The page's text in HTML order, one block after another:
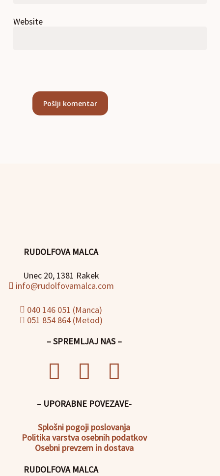
Website
RUDOLFOVA MALCA
Unec 20, 1381 Rakek
info@rudolfovamalca.com
040 146 051 (Manca)
051 854 864 (Metod)
– SPREMLJAJ NAS –
– UPORABNE POVEZAVE-
Splošni pogoji poslovanja
Politikavarstva osebnih podatkov
Osebni prevzem in dostava
RUDOLFOVA MALCA